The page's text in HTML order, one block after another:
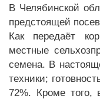
В Челябинской
предстоящей
Как передаёт
местные
семена. В
техники;
72%. Кроме того,